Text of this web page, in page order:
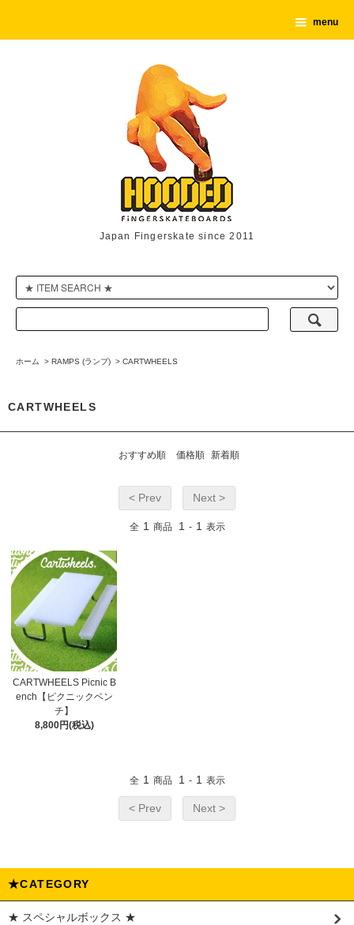
menu
Japan Fingerskate since 2011
ホーム > RAMPS (ランプ) > CARTWHEELS
CARTWHEELS
おすすめ順 価格順 新着順
< Prev Next >
全 1 商品 1 - 1 表示
CARTWHEELS Picnic B
ench【ピクニックベン
チ】
8,800円(税込)
全 1 商品 1 - 1 表示
< Prev Next >
★CATEGORY
★ スペシャルボックス ★